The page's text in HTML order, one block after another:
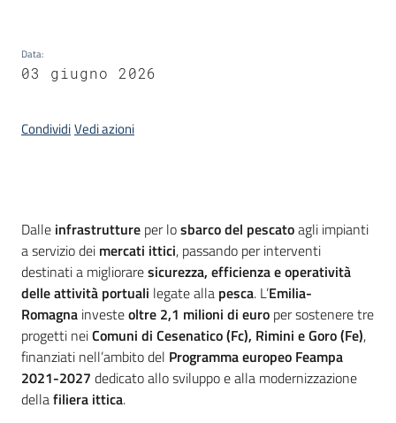
Data:
03 giugno 2026
CondividiVedi azioni
Introduzione
Dalle infrastrutture per losbarco del pescatoagli impianti
a servizio dei mercati ittici, passando per interventi
destinati a miglioraresicurezza, efficienza e operatività
delle attività portuali legate alla pesca. L’Emilia-
Romagna investeoltre 2,1 milioni di euro per sostenere tre
progetti neiComuni di Cesenatico (Fc), Rimini e Goro (Fe),
finanziati nell’ambito del Programma europeo Feampa
2021-2027 dedicato allo sviluppo e alla modernizzazione
dellafiliera ittica.